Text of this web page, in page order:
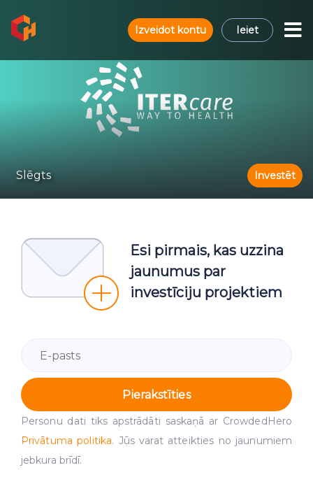
Izveidot kontu Ieiet
Slēgts Investēt
Esi pirmais, kas uzzina
jaunumus par
investīciju projektiem
Pierakstīties
Personu dati tiks apstrādāti saskaņā ar CrowdedHero
Privātuma politika. Jūs varat atteikties no jaunumiem
jebkura brīdī.